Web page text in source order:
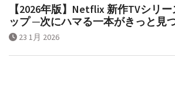
【2026年版】Netflix 新作TVシリ
ップ ─次にハマる一本がきっと見
23 1月 2026